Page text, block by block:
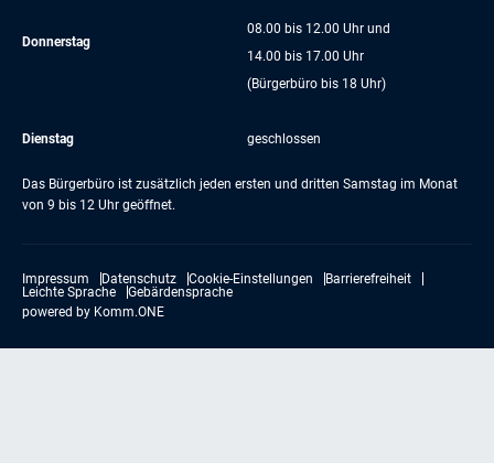
Donnerstag
08.00 bis 12.00 Uhr und
14.00 bis 17.00 Uhr
(Bürgerbüro bis 18 Uhr)
Dienstag geschlossen
Das Bürgerbüro ist zusätzlich jeden ersten und dritten Samstag im Monat
von 9 bis 12 Uhr geöffnet.
Impressum Datenschutz Cookie-Einstellungen
Barrierefreiheit
Leichte Sprache
Gebärdensprache
powered by Komm.ONE